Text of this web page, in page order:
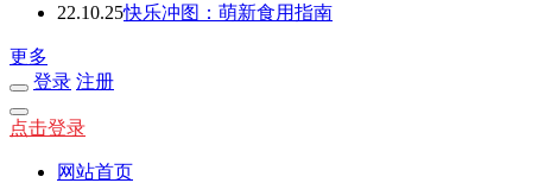
22.10.25快乐冲图：萌新食用指南
更多
登录 注册
点击登录
网站首页